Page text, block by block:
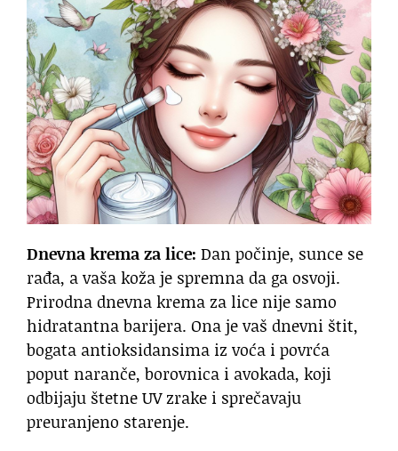
Dnevna krema za lice: Dan počinje, sunce se
rađa, a vaša koža je spremna da ga osvoji.
Prirodna dnevna krema za lice nije samo
hidratantna barijera. Ona je vaš dnevni štit,
bogata antioksidansima iz voća i povrća
poput naranče, borovnica i avokada, koji
odbijaju štetne UV zrake i sprečavaju
preuranjeno starenje.